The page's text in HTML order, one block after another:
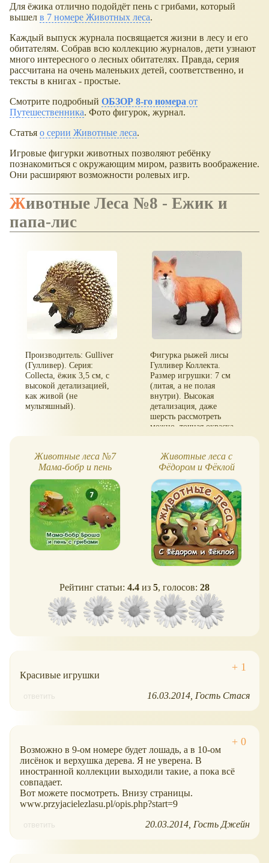
Для ёжика отлично подойдёт пень с грибами, который
вышел в 7 номере Животных леса.
Каждый выпуск журнала посвящается жизни в лесу и его
обитателям. Собрав всю коллекцию журналов, дети узнают
много интересного о лесных обитателях. Правда, серия
рассчитана на очень маленьких детей, соответственно, и
тексты в книгах - простые.
Смотрите подробный ОБЗОР 8-го номера от
Путешественника. Фото фигурок, журнал.
Статья о серии Животные леса.
Игровые фигурки животных позволяют ребёнку
познакомиться с окружающим миром, развить воображение.
Они расширяют возможности ролевых игр.
Животные Леса №8 - Ежик и
папа-лис
Производитель: Gulliver
(Гулливер). Серия:
Collecta, ёжик 3,5 см, с
высокой детализацией,
как живой (не
мультяшный).
Фигурка рыжей лисы
Гулливер Коллекта.
Размер игрушки: 7 см
(литая, а не полая
внутри). Высокая
детализация, даже
шерсть рассмотреть
можно, точная окраска.
Животные леса №7
Мама-бобр и пень
Животные леса с
Фёдором и Фёклой
Рейтинг статьи: 4.4 из 5, голосов: 28
Красивые игрушки
ответить 16.03.2014 Гость Стася
Возможно в 9-ом номере будет лошадь, а в 10-ом
лисёнок и верхушка дерева. Я не уверена. В
иностранной коллекции выходили такие, а пока всё
совпадает.
Вот можете посмотреть. Внизу страницы.
www.przyjacielezlasu.pl/opis.php?start=9
ответить 20.03.2014 Гость Джейн